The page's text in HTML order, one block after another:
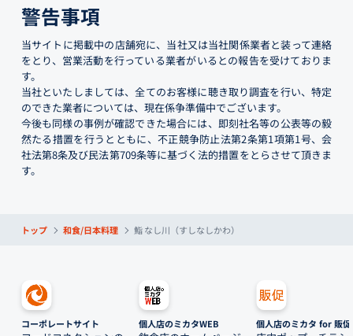
警告事項
当サイトに掲載中の店舗宛に、当社又は当社関係業者と装って連絡
をとり、営業活動を行っている業者がいるとの報告を受けておりま
す。
当社といたしましては、全てのお客様に聴き取り調査を行い、特定
のできた業者については、現在係争準備中でございます。
今後も同様の事例が確認できた場合には、即刻社名等の公表等の毅
然たる措置を行うとともに、不正競争防止法第2条第1項第1号、会
社法第8条及び民法第709条等に基づく法的措置をとらさせて頂きま
す。
トップ 和食/日本料理 鮨 なし川（すしなしかわ）
コーポレートサイト 個人店のミカタWEB 個人店のミカタ for 販促